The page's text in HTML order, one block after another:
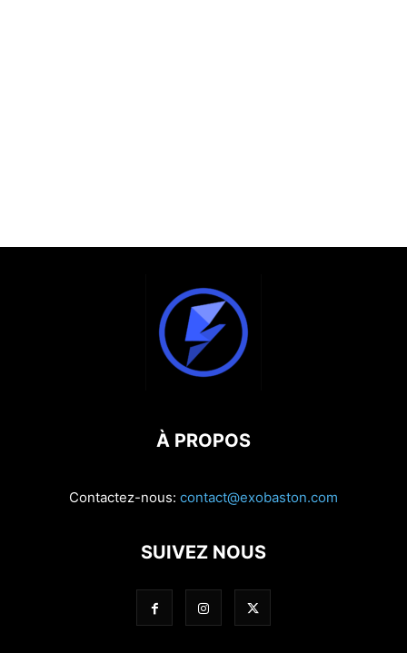
À PROPOS
Contactez-nous: contact@exobaston.com
SUIVEZ NOUS